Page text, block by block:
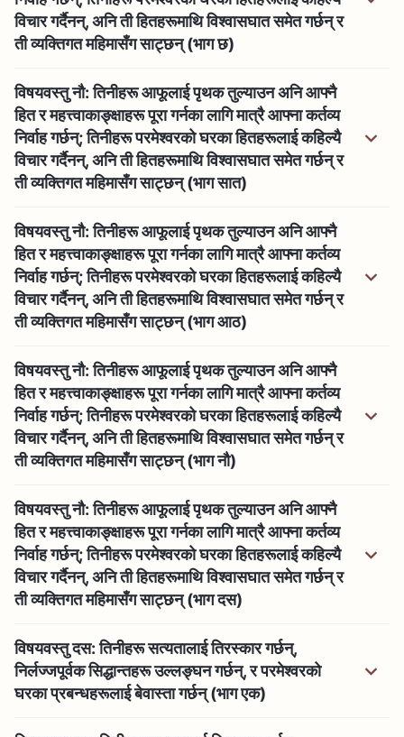
विचार गर्दैनन्, अनि ती हितहरूमाथि विश्‍वासघात समेत गर्छन् र
ती व्यक्तिगत महिमासँग साट्छन् (भाग छ)
विषयवस्तु नौ: तिनीहरू आफूलाई पृथक तुल्याउन अनि आफ्‍नै
हित र महत्त्वाकाङ्क्षाहरू पूरा गर्नका लागि मात्रै आफ्‍ना कर्तव्य
निर्वाह गर्छन्; तिनीहरू परमेश्‍वरको घरका हितहरूलाई कहिल्यै
विचार गर्दैनन्, अनि ती हितहरूमाथि विश्‍वासघात समेत गर्छन् र
ती व्यक्तिगत महिमासँग साट्छन् (भाग सात)
विषयवस्तु नौ: तिनीहरू आफूलाई पृथक तुल्याउन अनि आफ्‍नै
हित र महत्त्वाकाङ्क्षाहरू पूरा गर्नका लागि मात्रै आफ्‍ना कर्तव्य
निर्वाह गर्छन्; तिनीहरू परमेश्‍वरको घरका हितहरूलाई कहिल्यै
विचार गर्दैनन्, अनि ती हितहरूमाथि विश्‍वासघात समेत गर्छन् र
ती व्यक्तिगत महिमासँग साट्छन् (भाग आठ)
विषयवस्तु नौ: तिनीहरू आफूलाई पृथक तुल्याउन अनि आफ्‍नै
हित र महत्त्वाकाङ्क्षाहरू पूरा गर्नका लागि मात्रै आफ्‍ना कर्तव्य
निर्वाह गर्छन्; तिनीहरू परमेश्‍वरको घरका हितहरूलाई कहिल्यै
विचार गर्दैनन्, अनि ती हितहरूमाथि विश्‍वासघात समेत गर्छन् र
ती व्यक्तिगत महिमासँग साट्छन् (भाग नौ)
विषयवस्तु नौ: तिनीहरू आफूलाई पृथक तुल्याउन अनि आफ्‍नै
हित र महत्त्वाकाङ्क्षाहरू पूरा गर्नका लागि मात्रै आफ्‍ना कर्तव्य
निर्वाह गर्छन्; तिनीहरू परमेश्‍वरको घरका हितहरूलाई कहिल्यै
विचार गर्दैनन्, अनि ती हितहरूमाथि विश्‍वासघात समेत गर्छन् र
ती व्यक्तिगत महिमासँग साट्छन् (भाग दस)
विषयवस्तु दस: तिनीहरू सत्यतालाई तिरस्कार गर्छन्,
निर्लज्जपूर्वक सिद्धान्तहरू उल्लङ्घन गर्छन्, र परमेश्‍वरको
घरका प्रबन्धहरूलाई बेवास्ता गर्छन् (भाग एक)